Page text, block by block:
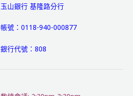
玉山銀行 基隆路分行
帳號：0118-940-000877
銀行代號：808